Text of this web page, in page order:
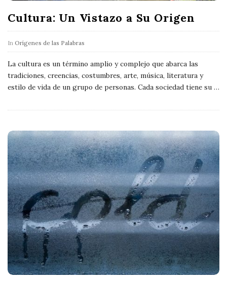
Cultura: Un Vistazo a Su Origen
In Orígenes de las Palabras
La cultura es un término amplio y complejo que abarca las
tradiciones, creencias, costumbres, arte, música, literatura y
estilo de vida de un grupo de personas. Cada sociedad tiene su …